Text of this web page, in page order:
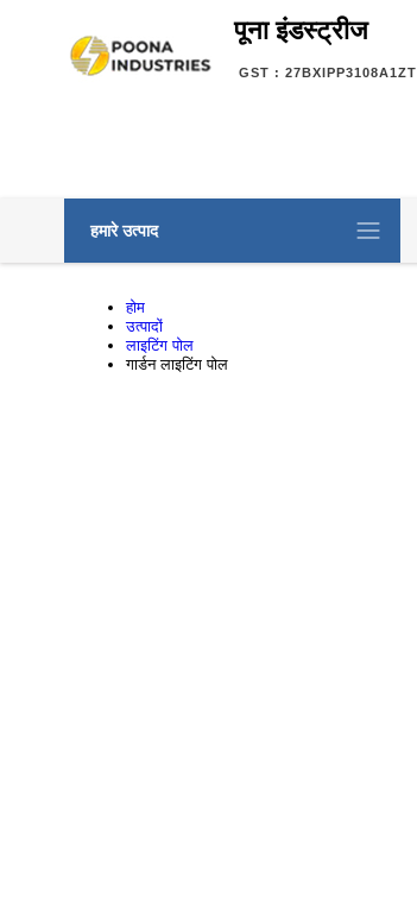
पूना इंडस्ट्रीज
GST : 27BXIPP3108A1ZT
हमारे उत्पाद
होम
उत्पादों
लाइटिंग पोल
गार्डन लाइटिंग पोल